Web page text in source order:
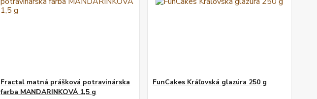
Fractal matná prášková potravinárska
farba MANDARINKOVÁ 1,5 g
FunCakes Kráľovská glazúra 250 g